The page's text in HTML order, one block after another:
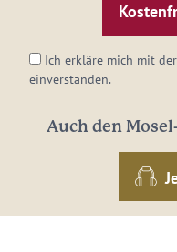
Adresse:
Ich erkläre mich mit der
einverstanden.
Auch den